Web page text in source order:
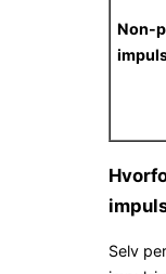
Non-
Selv